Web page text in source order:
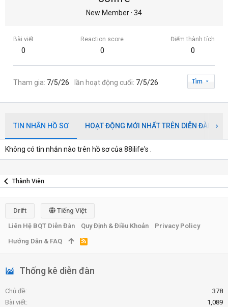
New Member· 34
Bài viết
0
Reaction score
0
Điểm thành tích
0
Tham gia 7/5/26 lần hoạt động cuối 7/5/26 Tìm
TIN NHẮN HỒ SƠ HOẠT ĐỘNG MỚI NHẤT TRÊN DIỄN ĐÀN
Không có tin nhắn nào trên hồ sơ của 88ilife's .
Thành Viên
Thống kê diễn đàn
Chủ đề
378
Bài viết
1,089
Drift
Tiếng Việt
Liên Hệ BQT Diễn Đàn
Quy Định & Điều Khoản
Privacy Policy
Hướng Dẫn & FAQ
R
S